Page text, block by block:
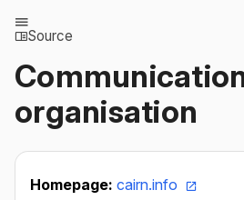
Source
organisation
Homepage: cairn.info